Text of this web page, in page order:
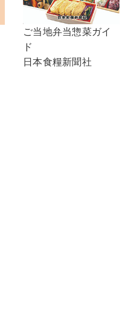
ご当地弁当惣菜ガイ
ド
日本食糧新聞社